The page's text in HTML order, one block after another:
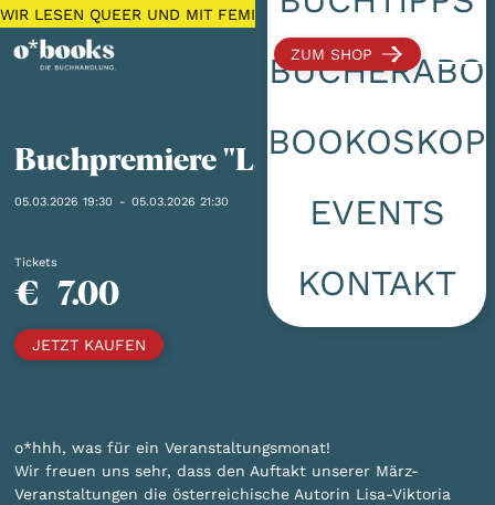
WIR LESEN QUEER UND MIT FEMINISTISCHEM FOKUS 🌈
ZUM SHOP
BÜCHERABO
BOOKOSKOP
EVENTS
KONTAKT
Buchpremiere "Lahea"
05.03.2026 19:30 - 05.03.2026 21:30
Tickets
€ 7.00
JETZT KAUFEN
o*hhh, was für ein Veranstaltungsmonat!
Wir freuen uns sehr, dass den Auftakt unserer März-
Veranstaltungen die österreichische Autorin Lisa-Viktoria